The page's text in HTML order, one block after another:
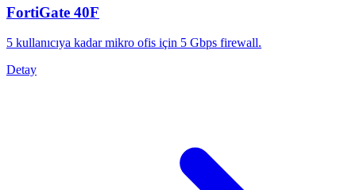
FortiGate 40F
5 kullanıcıya kadar mikro ofis için 5 Gbps firewall.
Detay